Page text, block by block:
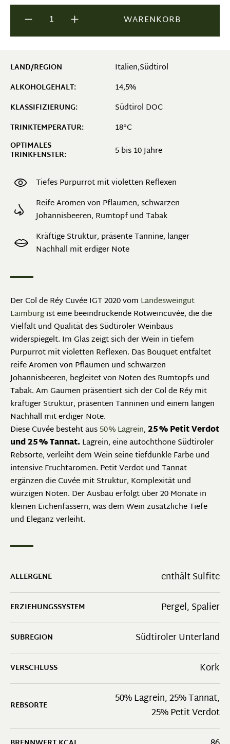
LAND/REGION Italien,Südtirol
ALKOHOLGEHALT: 14,5%
KLASSIFIZIERUNG: Südtirol DOC
TRINKTEMPERATUR: 18°C
OPTIMALES
TRINKFENSTER: 5 bis 10 Jahre
Tiefes Purpurrot mit violetten Reflexen
Reife Aromen von Pflaumen, schwarzen
Johannisbeeren, Rumtopf und Tabak
Kräftige Struktur, präsente Tannine, langer
Nachhall mit erdiger Note
ALLERGENE enthält Sulfite
ERZIEHUNGSSYSTEM Pergel, Spalier
SUBREGION Südtiroler Unterland
VERSCHLUSS Kork
REBSORTE
50% Lagrein, 25% Tannat,
25% Petit Verdot
Der Col de Réy Cuvée IGT 2020 vom Landesweingut
Laimburgist eine beeindruckende Rotweincuvée, die die
Vielfalt und Qualität des Südtiroler Weinbaus
widerspiegelt. Im Glas zeigt sich der Wein in tiefem
Purpurrot mit violetten Reflexen. Das Bouquet entfaltet
reife Aromen von Pflaumen und schwarzen
Johannisbeeren, begleitet von Noten des Rumtopfs und
Tabak. Am Gaumen präsentiert sich der Col de Réy mit
kräftiger Struktur, präsenten Tanninen und einem langen
Nachhall mit erdiger Note.
Diese Cuvée besteht aus50 % Lagrein,25 % Petit Verdot
und 25 % Tannat.Lagrein, eine autochthone Südtiroler
Rebsorte, verleiht dem Wein seine tiefdunkle Farbe und
intensive Fruchtaromen. Petit Verdot und Tannat
ergänzen die Cuvée mit Struktur, Komplexität und
würzigen Noten. Der Ausbau erfolgt über 20 Monate in
kleinen Eichenfässern, was dem Wein zusätzliche Tiefe
und Eleganz verleiht.
Produkt Anzahl: Gib den gewünschten
WARENKORB